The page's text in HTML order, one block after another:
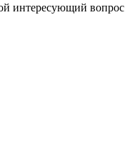
интересующий вопрос